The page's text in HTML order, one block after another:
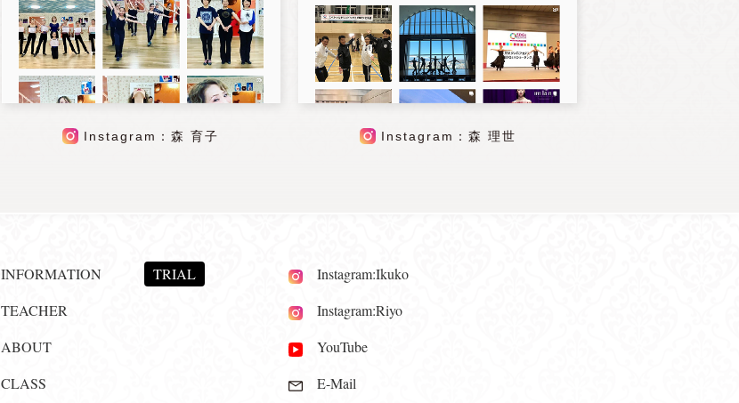
Instagram：森 育子 Instagram：森 理世
INFORMATION
TEACHER
ABOUT
CLASS
TRIAL
Instagram:Ikuko
Instagram:Riyo
YouTube
E-Mail